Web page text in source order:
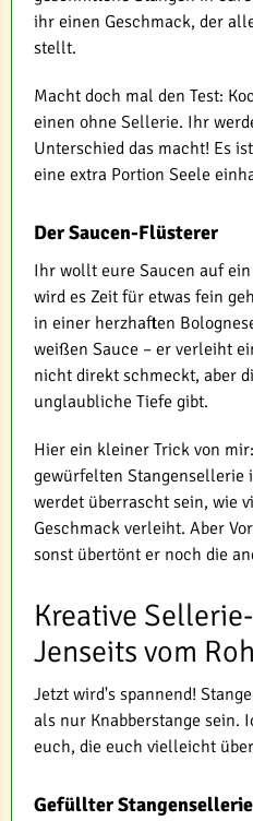
ihr einen Geschmack, der
stellt.
Macht doch mal den Test:
einen ohne Sellerie. Ihr
Unterschied das macht! Es
eine extra Portion Seele
Der Saucen-Flüsterer
Ihr wollt eure Saucen auf
wird es Zeit für etwas fein
in einer herzhaften
weißen Sauce – er verleiht
nicht direkt schmeckt, aber
unglaubliche Tiefe gibt.
Hier ein kleiner Trick von
gewürfelten Stangensellerie
werdet überrascht sein, wie
Geschmack verleiht. Aber
sonst übertönt er noch die
Kreative
Jenseits vom
Jetzt wird's spannend!
als nur Knabberstange sein.
euch, die euch vielleicht
Gefüllter